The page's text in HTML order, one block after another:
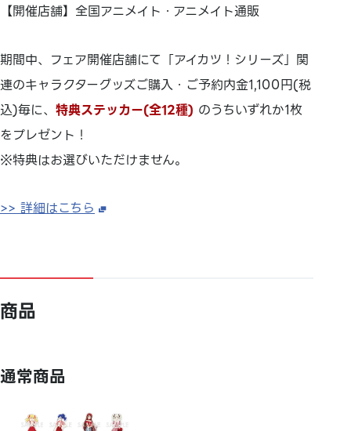
【開催店舗】全国アニメイト・アニメイト通販
期間中、フェア開催店舗にて「アイカツ！シリーズ」関
連のキャラクターグッズご購入・ご予約内金1,100円(税
込)毎に、 特典ステッカー(全12種) のうちいずれか1枚
をプレゼント！
※特典はお選びいただけません。
>> 詳細はこちら
商品
通常商品